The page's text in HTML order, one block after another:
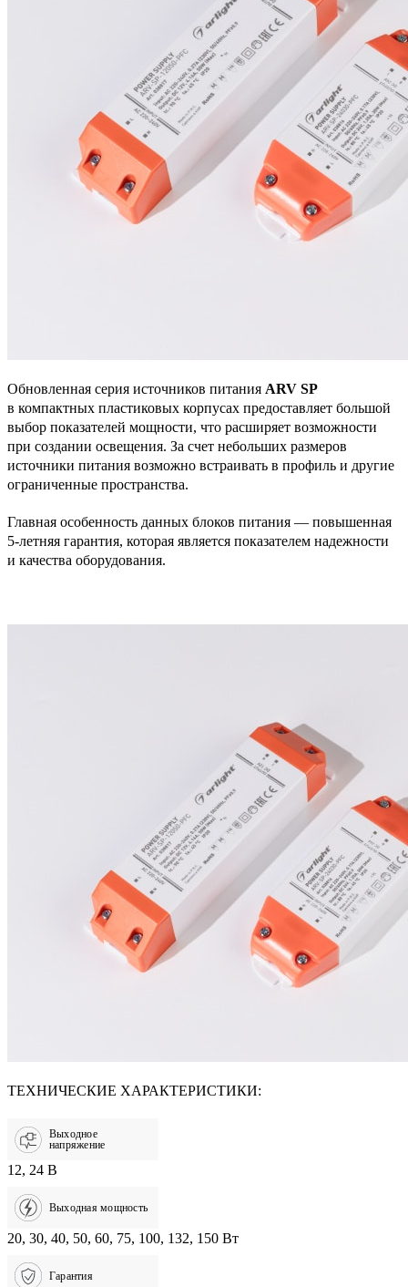
Обновленная серия источников питания ARV SP
в компактных пластиковых корпусах предоставляет большой
выбор показателей мощности, что расширяет возможности
при создании освещения. За счет небольших размеров
источники питания возможно встраивать в профиль и другие
ограниченные пространства.
Главная особенность данных блоков питания — повышенная
5-летняя гарантия, которая является показателем надежности
и качества оборудования.
ТЕХНИЧЕСКИЕ ХАРАКТЕРИСТИКИ:
Выходное
напряжение
12, 24 В
Выходная мощность
20, 30, 40, 50, 60, 75, 100, 132, 150 Вт
Гарантия